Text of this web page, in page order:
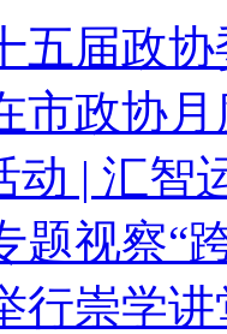
五届政
市政协
动 | 汇智
题视察“
行崇学